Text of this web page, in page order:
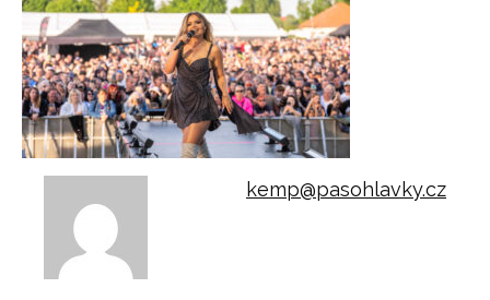
kemp@pasohlavky.cz